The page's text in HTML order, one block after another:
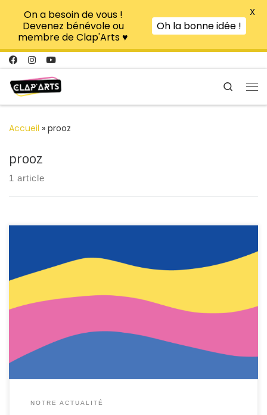
Passer au contenu
Search
Accueil » prooz
prooz
1 article
Le programme du Clap’Arts Festival édition 2023 est
Cette année, nous vous avons concocté un programme
encore plus riche que celui de 2022 : oui, Clap’Arts
Cette année, 50 artistes […]
NOTRE ACTUALITÉ
On a besoin de vous !
Devenez bénévole ou
membre de Clap'Arts ♥
Oh la bonne idée !
X